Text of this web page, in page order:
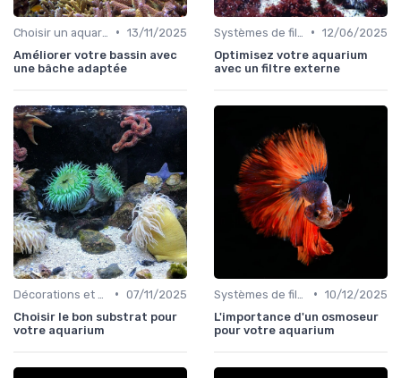
• 13/11/2025
Améliorer votre bassin avec
une bâche adaptée
• 12/06/2025
Optimisez votre aquarium
avec un filtre externe
• 07/11/2025
Choisir le bon substrat pour
votre aquarium
• 10/12/2025
L'importance d'un osmoseur
pour votre aquarium